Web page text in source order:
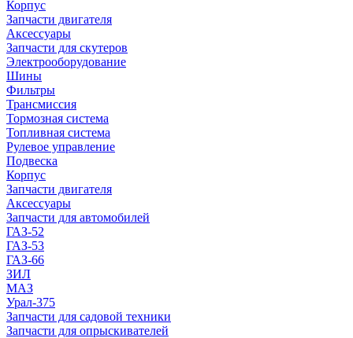
Корпус
Запчасти двигателя
Аксессуары
Запчасти для скутеров
Электрооборудование
Шины
Фильтры
Трансмиссия
Тормозная система
Топливная система
Рулевое управление
Подвеска
Корпус
Запчасти двигателя
Аксессуары
Запчасти для автомобилей
ГАЗ-52
ГАЗ-53
ГАЗ-66
ЗИЛ
МАЗ
Урал-375
Запчасти для садовой техники
Запчасти для опрыскивателей